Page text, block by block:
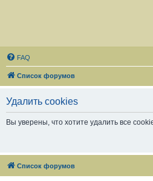
FAQ
Список форумов
Удалить cookies
Вы уверены, что хотите удалить все
Список форумов